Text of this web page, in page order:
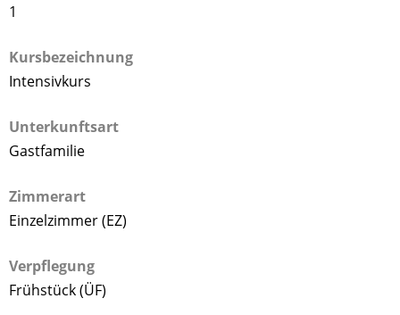
1
Kursbezeichnung
Intensivkurs
Unterkunftsart
Gastfamilie
Zimmerart
Einzelzimmer (EZ)
Verpflegung
Frühstück (ÜF)